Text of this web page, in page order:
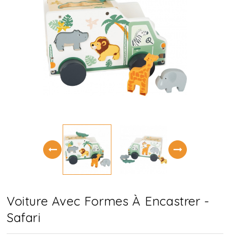
Voiture Avec Formes À Encastrer -
Safari